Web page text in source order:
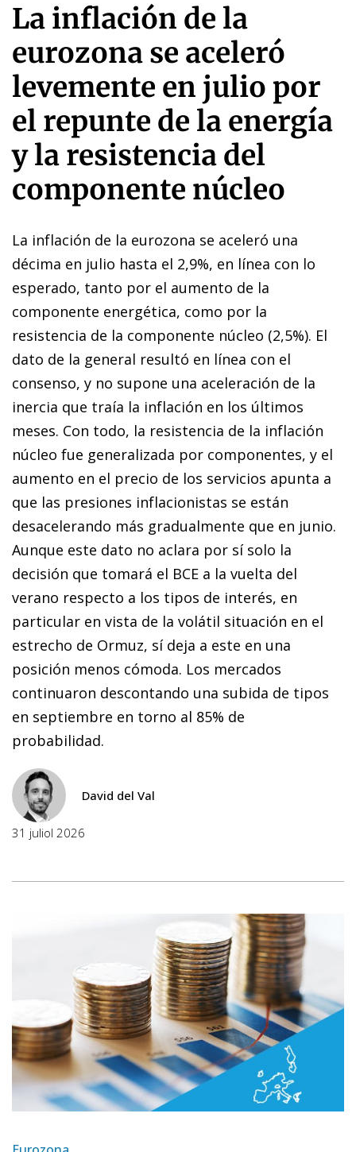
La inflación de la
eurozona se aceleró
levemente en julio por
el repunte de la energía
y la resistencia del
componente núcleo
La inflación de la eurozona se aceleró una
décima en julio hasta el 2,9%, en línea con lo
esperado, tanto por el aumento de la
componente energética, como por la
resistencia de la componente núcleo (2,5%). El
dato de la general resultó en línea con el
consenso, y no supone una aceleración de la
inercia que traía la inflación en los últimos
meses. Con todo, la resistencia de la inflación
núcleo fue generalizada por componentes, y el
aumento en el precio de los servicios apunta a
que las presiones inflacionistas se están
desacelerando más gradualmente que en junio.
Aunque este dato no aclara por sí solo la
decisión que tomará el BCE a la vuelta del
verano respecto a los tipos de interés, en
particular en vista de la volátil situación en el
estrecho de Ormuz, sí deja a este en una
posición menos cómoda. Los mercados
continuaron descontando una subida de tipos
en septiembre en torno al 85% de
probabilidad.
David del Val
31 juliol 2026